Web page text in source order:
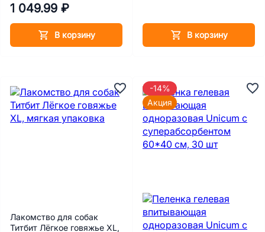
1 049.99 ₽
В корзину В корзину
Лакомство для собак
Титбит Лёгкое говяжье XL,
-14%
Акция